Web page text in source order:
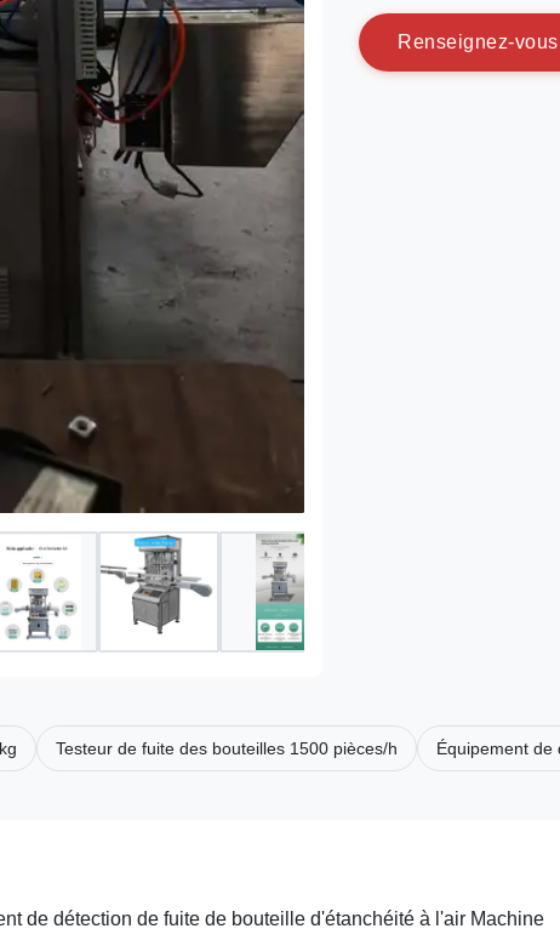
Renseignez-vous
Testeur de fuite des bouteilles 1500 pièces/h Équipement de
de détection de fuite de bouteille d'étanchéité à l'air Machine